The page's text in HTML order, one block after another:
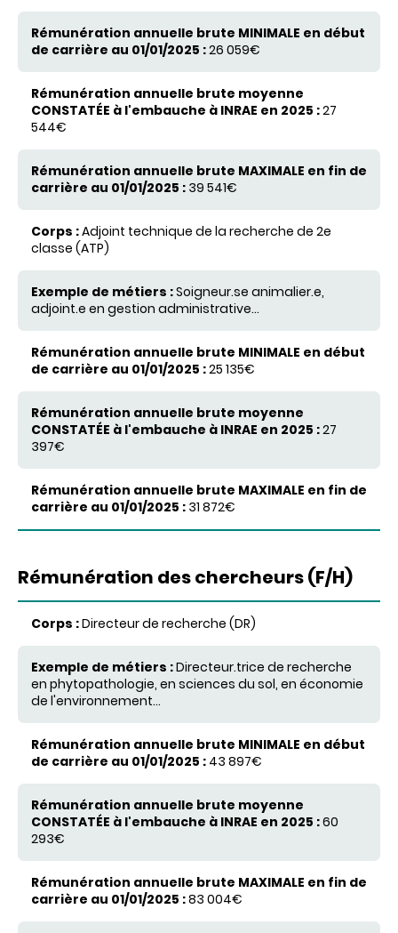
26 059€
27
544€
39 541€
Adjoint technique de la recherche de 2e
classe (ATP)
Soigneur.se animalier.e,
adjoint.e en gestion administrative...
25 135€
27
397€
31 872€
Rémunération deschercheurs (F/H)
Corps
Exemple de métiers
Rémunération annuelle brute
carrière au 01/01/2025
Rémunération annuelle brute moyenne
l'embauche à INRAE en 2025
Rémunération annuelle bruteMAXIMALEen fin de
Directeur de recherche (DR)
Directeur.trice de recherche
en phytopathologie, en sciences du sol, en économie
de l'environnement...
43 897€
60
293€
83 004€